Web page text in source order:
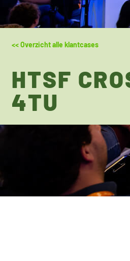
<< Overzicht alle klantcases
HTSF
4TU